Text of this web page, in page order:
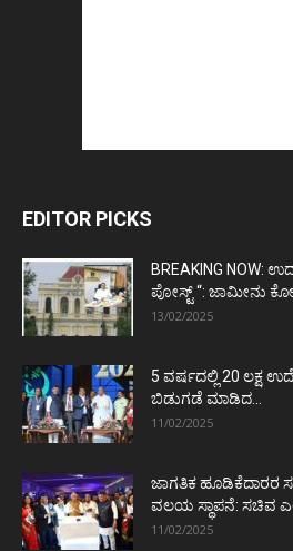
EDITOR PICKS
BREAKING NOW:
ಪೋಸ್ಟ್‌ “: ಜಾಮೀನು
13/02/2025
5 ವರ್ಷದಲ್ಲಿ 20 ಲಕ್ಷ
ಬಿಡುಗಡೆ ಮಾಡಿದ...
11/02/2025
ಜಾಗತಿಕ ಹೂಡಿಕೆದಾರರ
ವಲಯ ಸ್ಥಾಪನೆ: ಸಚಿವ
11/02/2025